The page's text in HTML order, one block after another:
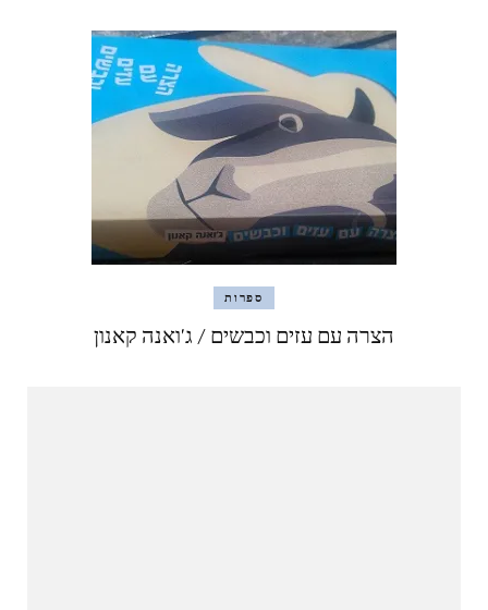
ספרות
הצרה עם עזים וכבשים / ג'ואנה קאנון